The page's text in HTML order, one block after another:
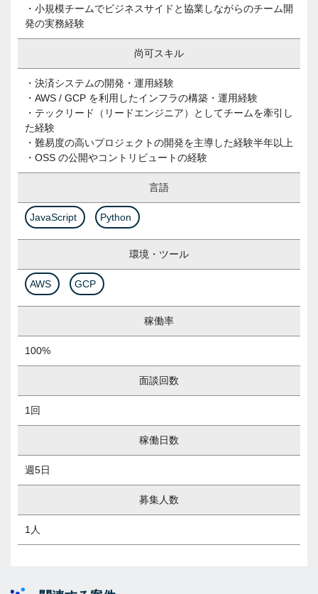
・小規模チームでビジネスサイドと協業しながらのチーム開
発の実務経験
尚可スキル
・決済システムの開発・運用経験
・AWS / GCP を利用したインフラの構築・運用経験
・テックリード（リードエンジニア）としてチームを牽引し
た経験
・難易度の高いプロジェクトの開発を主導した経験半年以上
・OSS の公開やコントリビュートの経験
言語
JavaScript Python
環境・ツール
AWS GCP
稼働率
100%
面談回数
1回
稼働日数
週5日
募集人数
1人